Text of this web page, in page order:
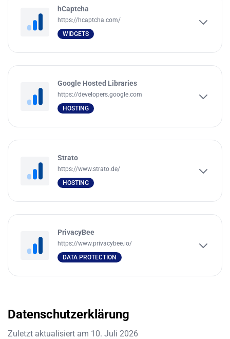
hCaptcha
https://hcaptcha.com/
WIDGETS
Google Hosted Libraries
https://developers.google.com
HOSTING
Strato
https://www.strato.de/
HOSTING
PrivacyBee
https://www.privacybee.io/
DATA PROTECTION
Datenschutzerklärung
Zuletzt aktualisiert am 10. Juli 2026